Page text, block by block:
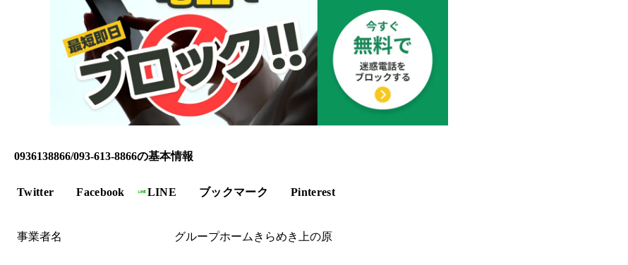
0936138866/093-613-8866の基本情報
Twitter Facebook LINE ブックマーク Pinterest
事業者名 グループホームきらめき上の原